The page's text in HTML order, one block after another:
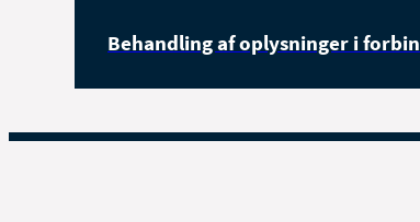
Behandling af oplysninger i